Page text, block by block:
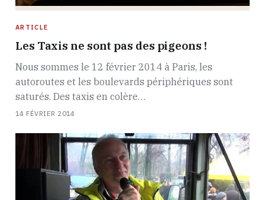
ARTICLE
Les Taxis ne sont pas des pigeons !
Nous sommes le 12 février 2014 à Paris, les
autoroutes et les boulevards périphériques sont
saturés. Des taxis en colère…
14 FÉVRIER 2014